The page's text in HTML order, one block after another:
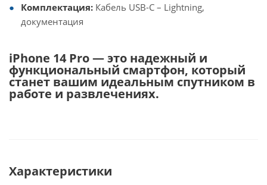
Комплектация: Кабель USB-C – Lightning,
документация
iPhone 14 Pro — это надежный и
функциональный смартфон, который
станет вашим идеальным спутником в
работе и развлечениях.
Характеристики